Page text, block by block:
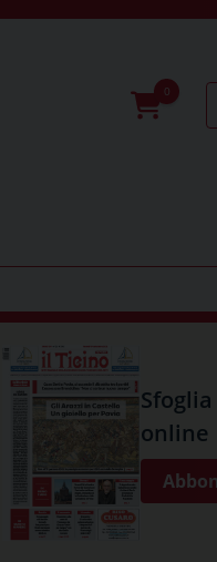
0
online